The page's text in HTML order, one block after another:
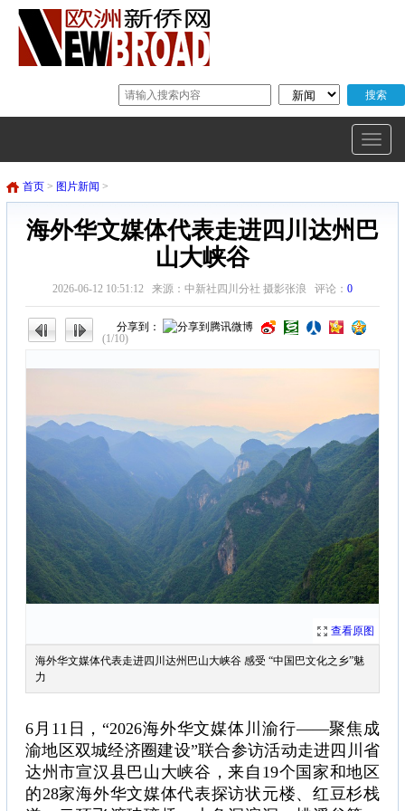
首页 > 图片新闻 >
海外华文媒体代表走进四川达州巴
山大峡谷
2026-06-12 10:51:12 来源：中新社四川分社 摄影张浪 评论： 0
(1/10)
分享到：
查看原图
海外华文媒体代表走进四川达州巴山大峡谷 感受 “中国巴文化之乡”魅
力
6月11日，“2026海外华文媒体川渝行——聚焦成
渝地区双城经济圈建设”联合参访活动走进四川省
达州市宣汉县巴山大峡谷，来自19个国家和地区
的28家海外华文媒体代表探访状元楼、红豆杉栈